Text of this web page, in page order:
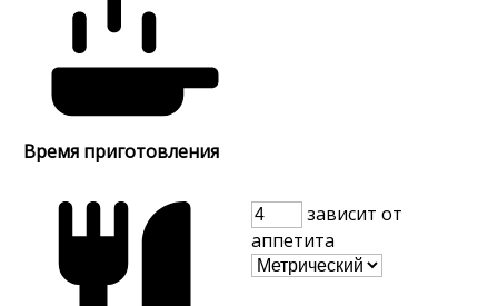
Время приготовления
зависит от
аппетита